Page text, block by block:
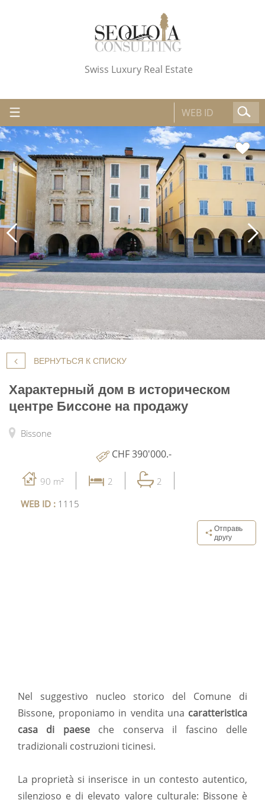
Swiss Luxury Real Estate
ВЕРНУТЬСЯ К СПИСКУ
Характерный дом в историческом
центре Биссоне на продажу
Bissone
CHF 390'000.-
90 m² 2
2
WEB ID : 1115
Отправь
другу
Nel suggestivo nucleo storico del Comune di
Bissone, proponiamo in vendita una caratteristica
casa di paeseche conserva il fascino delle
tradizionali costruzioni ticinesi.
La proprietà si inserisce in un contesto autentico,
silenzioso e di elevato valore culturale: Bissone è